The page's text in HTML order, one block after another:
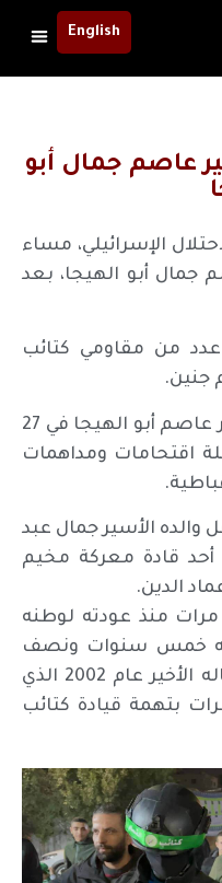
English
عاصم جمال أبو
الإسرائيلي، مساء
جمال أبو الهيجا، بعد
عدد من مقاومي كتائب
جنين.
واعتقلت قوات الاحتلال الأسير عاصم أبو الهيجا في 27
اقتحامات ومداهمات
والده الأسير جمال عبد
الهيجا (61 عاماً)، أحد قادة معركة مخيم
الدين.
مرات منذ عودته لوطنه
خمس سنوات ونصف
في سجون الاحتلال قبل اعتقاله الأخير عام 2002 الذي
فيه بالسجن المؤبد 9 مرات بتهمة قيادة كتائب